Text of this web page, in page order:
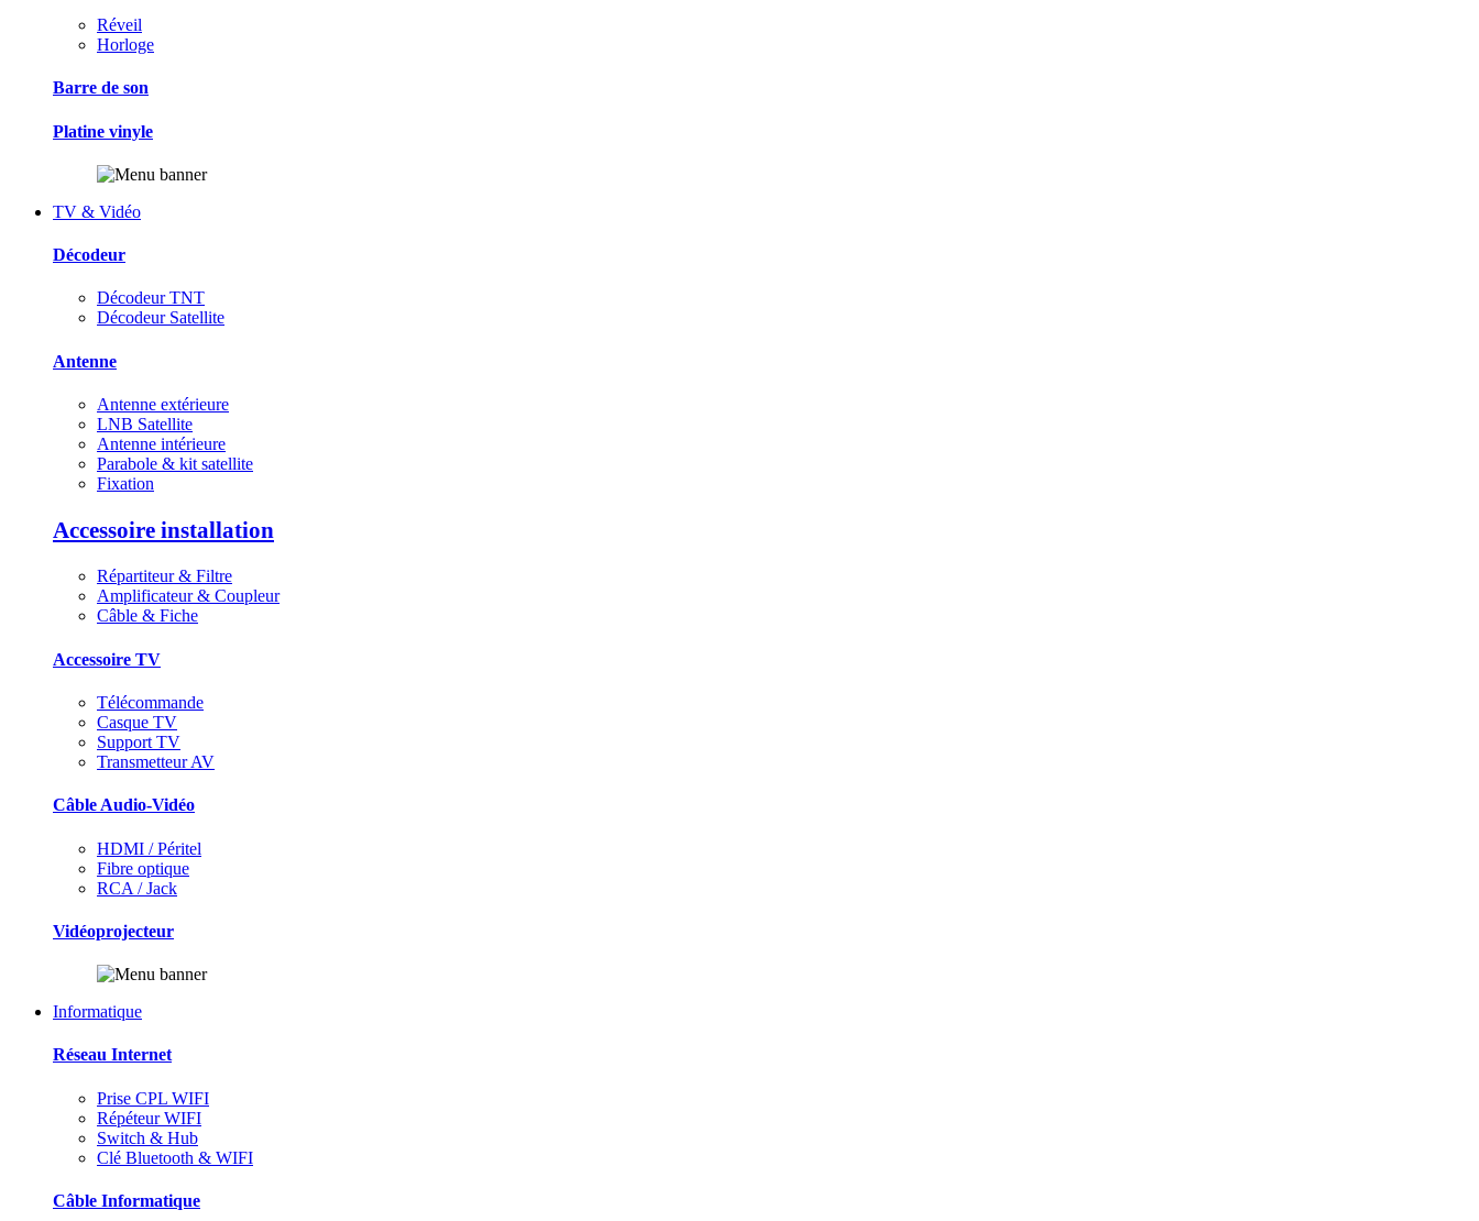
Réveil
Horloge
Barre de son
Platine vinyle
TV & Vidéo
Décodeur
Décodeur TNT
Décodeur Satellite
Antenne
Antenne extérieure
LNB Satellite
Antenne intérieure
Parabole & kit satellite
Fixation
Accessoire installation
Répartiteur & Filtre
Amplificateur & Coupleur
Câble & Fiche
Accessoire TV
Télécommande
Casque TV
Support TV
Transmetteur AV
Câble Audio-Vidéo
HDMI / Péritel
Fibre optique
RCA / Jack
Vidéoprojecteur
Informatique
Réseau Internet
Prise CPL WIFI
Répéteur WIFI
Switch & Hub
Clé Bluetooth & WIFI
Câble Informatique